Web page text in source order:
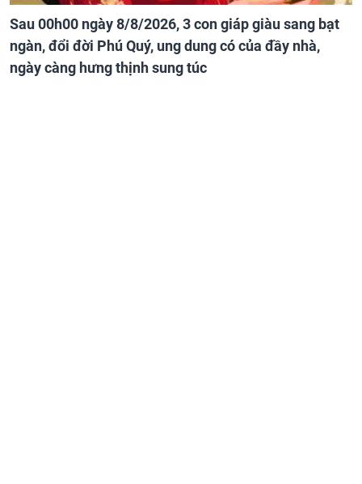
Sau 00h00 ngày 8/8/2026, 3 con giáp giàu sang bạt
ngàn, đổi đời Phú Quý, ung dung có của đầy nhà,
ngày càng hưng thịnh sung túc